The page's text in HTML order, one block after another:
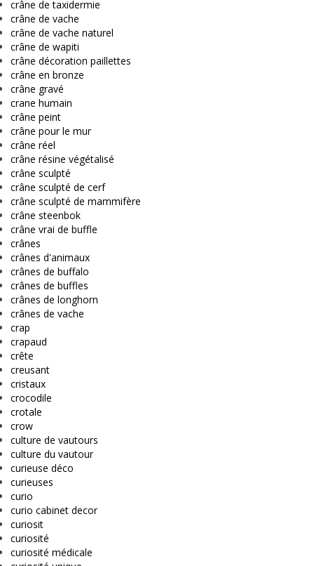
crâne de taxidermie
crâne de vache
crâne de vache naturel
crâne de wapiti
crâne décoration paillettes
crâne en bronze
crâne gravé
crane humain
crâne peint
crâne pour le mur
crâne réel
crâne résine végétalisé
crâne sculpté
crâne sculpté de cerf
crâne sculpté de mammifère
crâne steenbok
crâne vrai de buffle
crânes
crânes d'animaux
crânes de buffalo
crânes de buffles
crânes de longhorn
crânes de vache
crap
crapaud
crête
creusant
cristaux
crocodile
crotale
crow
culture de vautours
culture du vautour
curieuse déco
curieuses
curio
curio cabinet decor
curiosit
curiosité
curiosité médicale